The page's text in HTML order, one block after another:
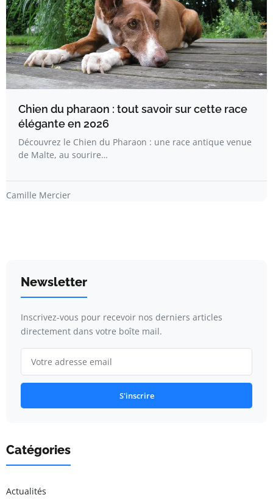
Chien du pharaon : tout savoir sur cette race
élégante en 2026
Découvrez le Chien du Pharaon : une race antique venue
de Malte, au sourire…
Camille Mercier
Newsletter
Inscrivez-vous pour recevoir nos derniers articles
directement dans votre boîte mail.
S'inscrire
Catégories
Actualités